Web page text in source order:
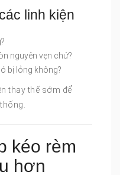
linh kiện
nguyên vẹn chứ?
bị lỏng không?
thay thế sớm để
kéo rèm
hơn